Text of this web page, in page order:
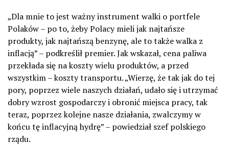
„Dla mnie to jest ważny instrument walki o portfele
Polaków – po to, żeby Polacy mieli jak najtańsze
produkty, jak najtańszą benzynę, ale to także walka z
inflacją” – podkreślił premier. Jak wskazał, cena paliwa
przekłada się na koszty wielu produktów, a przed
wszystkim – koszty transportu. „Wierzę, że tak jak do tej
pory, poprzez wiele naszych działań, udało się i utrzymać
dobry wzrost gospodarczy i obronić miejsca pracy, tak
teraz, poprzez kolejne nasze działania, zwalczymy w
końcu tę inflacyjną hydrę” – powiedział szef polskiego
rządu.